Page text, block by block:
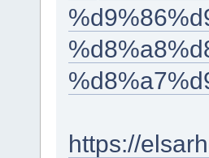
https://